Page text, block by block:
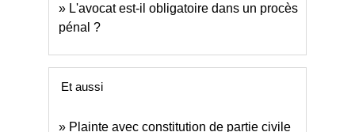
L'avocat est-il obligatoire dans un procès
pénal ?
Et aussi
Plainte avec constitution de partie civile